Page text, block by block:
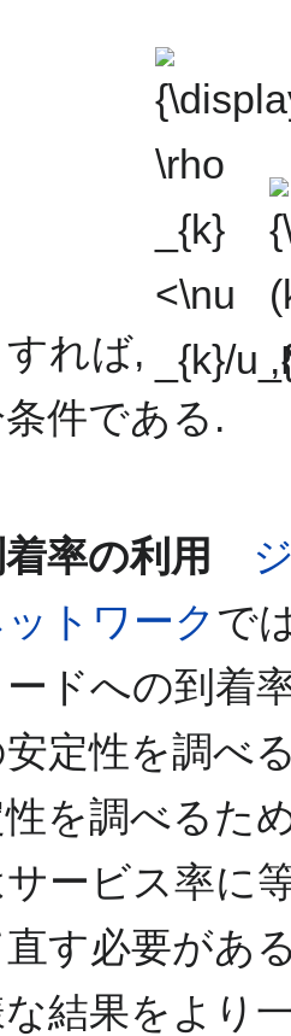
すれば,
{\displaystyle
\rho _{k}<\nu
_{k}/u_{k}\,}
件である.
率の利用
トワーク で
ードへの到着
定性を調べ
を調べるた
サービス率に
す必要があ
結果をより